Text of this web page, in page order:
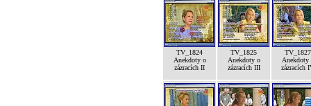
TV_1824
Anekdoty o
zázracích II
TV_1825
Anekdoty o
zázracích III
TV_1827
Anekdoty
zázracích